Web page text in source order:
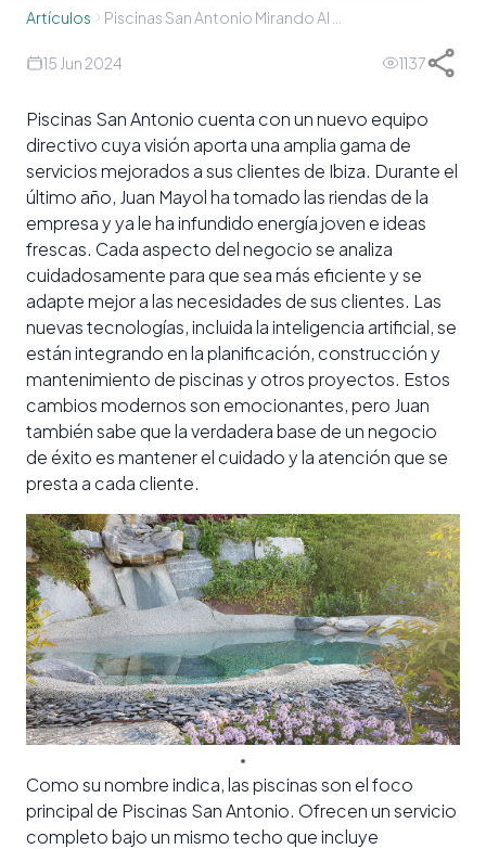
Artículos
15 Jun 2024 1137
Piscinas San Antonio cuenta con un nuevo equipo
directivo cuya visión aporta una amplia gama de
servicios mejorados a sus clientes de Ibiza. Durante el
último año, Juan Mayol ha tomado las riendas de la
empresa y ya le ha infundido energía joven e ideas
frescas. Cada aspecto del negocio se analiza
cuidadosamente para que sea más eficiente y se
adapte mejor a las necesidades de sus clientes. Las
nuevas tecnologías, incluida la inteligencia artificial, se
están integrando en la planificación, construcción y
mantenimiento de piscinas y otros proyectos. Estos
cambios modernos son emocionantes, pero Juan
también sabe que la verdadera base de un negocio
de éxito es mantener el cuidado y la atención que se
presta a cada cliente.
Como su nombre indica, las piscinas son el foco
principal de Piscinas San Antonio. Ofrecen un servicio
completo bajo un mismo techo que incluye